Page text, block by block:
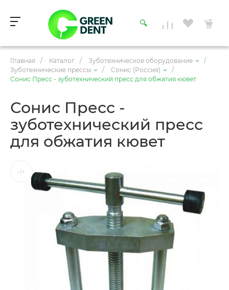
Главная / Каталог / Зуботехническое оборудование
/
Зуботехнические прессы
/ Сонис (Россия)
/
Сонис Пресс - зуботехнический пресс для обжатия кювет
Сонис Пресс -
зуботехнический пресс
для обжатия кювет